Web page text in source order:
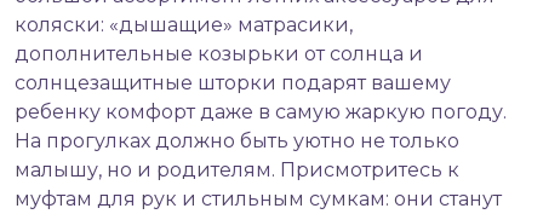
коляски: «дышащие» матрасики,
дополнительные козырьки от солнца и
солнцезащитные шторки подарят вашему
ребенку комфорт даже в самую жаркую погоду.
На прогулках должно быть уютно не только
малышу, но и родителям. Присмотритесь к
муфтам для рук и стильным сумкам: они станут